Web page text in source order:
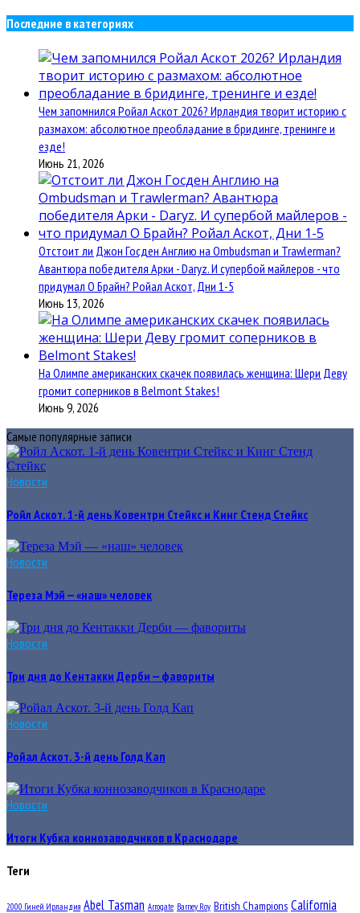
Последние в категориях
Чем запомнился Ройал Аскот 2026? Ирландия творит историю с
размахом: абсолютное преобладание в бридинге, тренинге и
езде!
Июнь 21, 2026
Отстоит ли Джон Госден Англию на Ombudsman и Trawlerman?
Авантюра победителя Арки - Daryz. И супербой майлеров - что
придумал О Брайн? Ройал Аскот, Дни 1-5
Июнь 13, 2026
На Олимпе американских скачек появилась женщина: Шери Деву
громит соперников в Belmont Stakes!
Июнь 9, 2026
Самые популярные записи
Новости
Ройл Аскот. 1-й день Ковентри Стейкс и Кинг Стенд Стейкс
Новости
Тереза Мэй — «наш» человек
Новости
Три дня до Кентакки Дерби — фавориты
Новости
Ройал Аскот. 3-й день Голд Кап
Новости
Итоги Кубка коннозаводчиков в Краснодаре
Теги
2000 Гиней Ирландия Abel Tasman Arrogate Barney Roy British Champions California